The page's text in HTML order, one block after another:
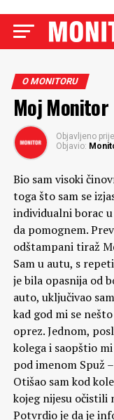
O MONITORU
Moj Monitor
Objavljeno prije
Objavio:
Bio sam visoki
toga što sam se
individualni borac
da pomognem.
odštampani tiraž
Sam u autu, s
je bila opasnija od
auto, uključivao
kad god mi se
oprez. Jednom,
kolega i saopštio
pod imenom Spuž
Otišao sam kod
kojeg nijesu očistili
Potvrdio je da je